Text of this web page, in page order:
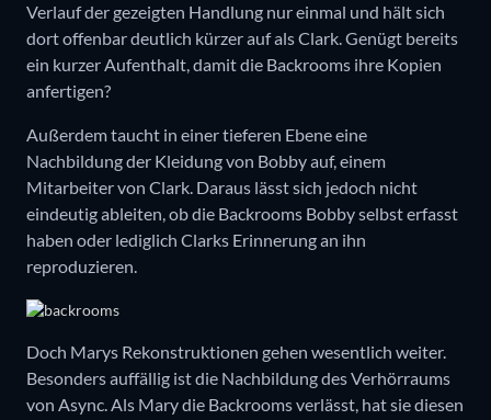
Verlauf der gezeigten Handlung nur einmal und hält sich
dort offenbar deutlich kürzer auf als Clark. Genügt bereits
ein kurzer Aufenthalt, damit die Backrooms ihre Kopien
anfertigen?
Außerdem taucht in einer tieferen Ebene eine
Nachbildung der Kleidung von Bobby auf, einem
Mitarbeiter von Clark. Daraus lässt sich jedoch nicht
eindeutig ableiten, ob die Backrooms Bobby selbst erfasst
haben oder lediglich Clarks Erinnerung an ihn
reproduzieren.
Doch Marys Rekonstruktionen gehen wesentlich weiter.
Besonders auffällig ist die Nachbildung des Verhörraums
von Async. Als Mary die Backrooms verlässt, hat sie diesen